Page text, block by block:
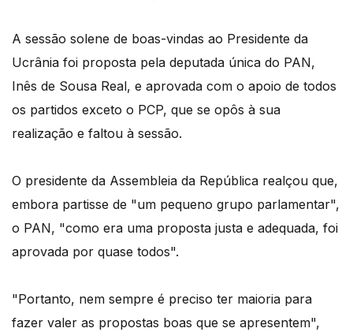
A sessão solene de boas-vindas ao Presidente da
Ucrânia foi proposta pela deputada única do PAN,
Inês de Sousa Real, e aprovada com o apoio de todos
os partidos exceto o PCP, que se opôs à sua
realização e faltou à sessão.
O presidente da Assembleia da República realçou que,
embora partisse de "um pequeno grupo parlamentar",
o PAN, "como era uma proposta justa e adequada, foi
aprovada por quase todos".
"Portanto, nem sempre é preciso ter maioria para
fazer valer as propostas boas que se apresentem",